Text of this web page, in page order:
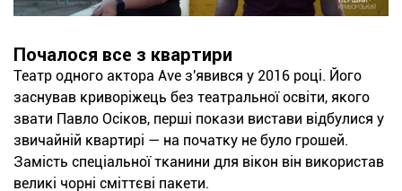
Почалося все з квартири
Театр одного актора Ave з'явився у 2016 році. Його
заснував криворіжець без театральної освіти, якого
звати Павло Осіков, перші покази вистави відбулися у
звичайній квартирі — на початку не було грошей.
Замість спеціальної тканини для вікон він використав
великі чорні сміттєві пакети.